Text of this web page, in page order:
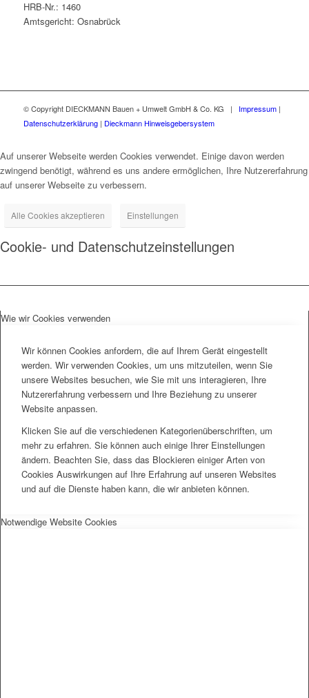
HRB-Nr.: 1460
Amtsgericht: Osnabrück
© Copyright DIECKMANN Bauen + Umwelt GmbH & Co. KG | Impressum|
Datenschutzerklärung| Dieckmann Hinweisgebersystem
Auf unserer Webseite werden Cookies verwendet. Einige davon werden
zwingend benötigt, während es uns andere ermöglichen, Ihre Nutzererfahrung
auf unserer Webseite zu verbessern.
Alle Cookies akzeptieren Einstellungen
Cookie- und Datenschutzeinstellungen
Wie wir Cookies verwenden
Wir können Cookies anfordern, die auf Ihrem Gerät eingestellt
werden. Wir verwenden Cookies, um uns mitzuteilen, wenn Sie
unsere Websites besuchen, wie Sie mit uns interagieren, Ihre
Nutzererfahrung verbessern und Ihre Beziehung zu unserer
Website anpassen.
Klicken Sie auf die verschiedenen Kategorienüberschriften, um
mehr zu erfahren. Sie können auch einige Ihrer Einstellungen
ändern. Beachten Sie, dass das Blockieren einiger Arten von
Cookies Auswirkungen auf Ihre Erfahrung auf unseren Websites
und auf die Dienste haben kann, die wir anbieten können.
Notwendige Website Cookies